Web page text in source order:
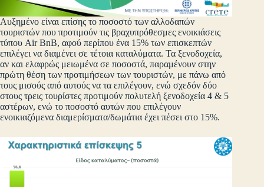
Αυξημένο είναι επίσης το ποσοστό των αλλοδαπών
τουριστών που προτιμούν τις βραχυπρόθεσμες ενοικιάσεις
τύπου Air BnB, αφού περίπου ένα 15% των επισκεπτών
επιλέγει να διαμένει σε τέτοια καταλύματα. Τα ξενοδοχεία,
αν και ελαφρώς μειωμένα σε ποσοστά, παραμένουν στην
πρώτη θέση των προτιμήσεων των τουριστών, με πάνω από
τους μισούς από αυτούς να τα επιλέγουν, ενώ σχεδόν δύο
στους τρεις τουρίστες προτιμούν πολυτελή ξενοδοχεία 4 & 5
αστέρων, ενώ το ποσοστό αυτών που επιλέγουν
ενοικιαζόμενα διαμερίσματα/δωμάτια έχει πέσει στο 15%.